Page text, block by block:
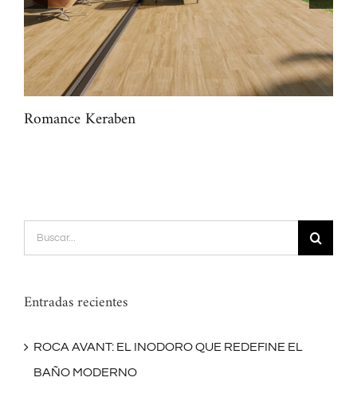
Romance Keraben
Buscar:
Entradas recientes
ROCA AVANT: EL INODORO QUE REDEFINE EL
BAÑO MODERNO